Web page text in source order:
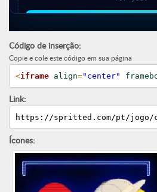
Código de inserção:
Copie e cole este código em sua página
<iframe align="center"
Link:
https://spritted.com/pt/jogo/
Ícones: